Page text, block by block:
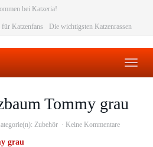
bei Katzeria!
für Katzenfans Die wichtigsten Katzenrassen
Toggle
Tommy grau
Zubehör Keine Kommentare
grau